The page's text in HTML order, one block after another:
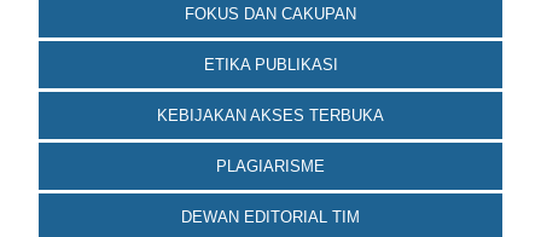
FOKUS DAN CAKUPAN
ETIKA PUBLIKASI
KEBIJAKAN AKSES TERBUKA
PLAGIARISME
DEWAN EDITORIAL TIM